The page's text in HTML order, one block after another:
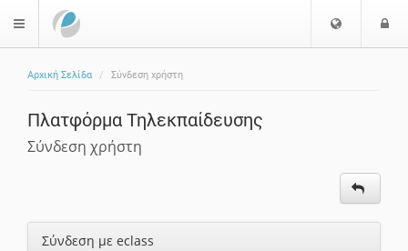
$langMenu
Επιλογή
Αρχική Σελίδα Σύνδεση χρήστη
Πλατφόρμα Τηλεκπαίδευσης
Σύνδεση χρήστη
Σύνδεση με eclass